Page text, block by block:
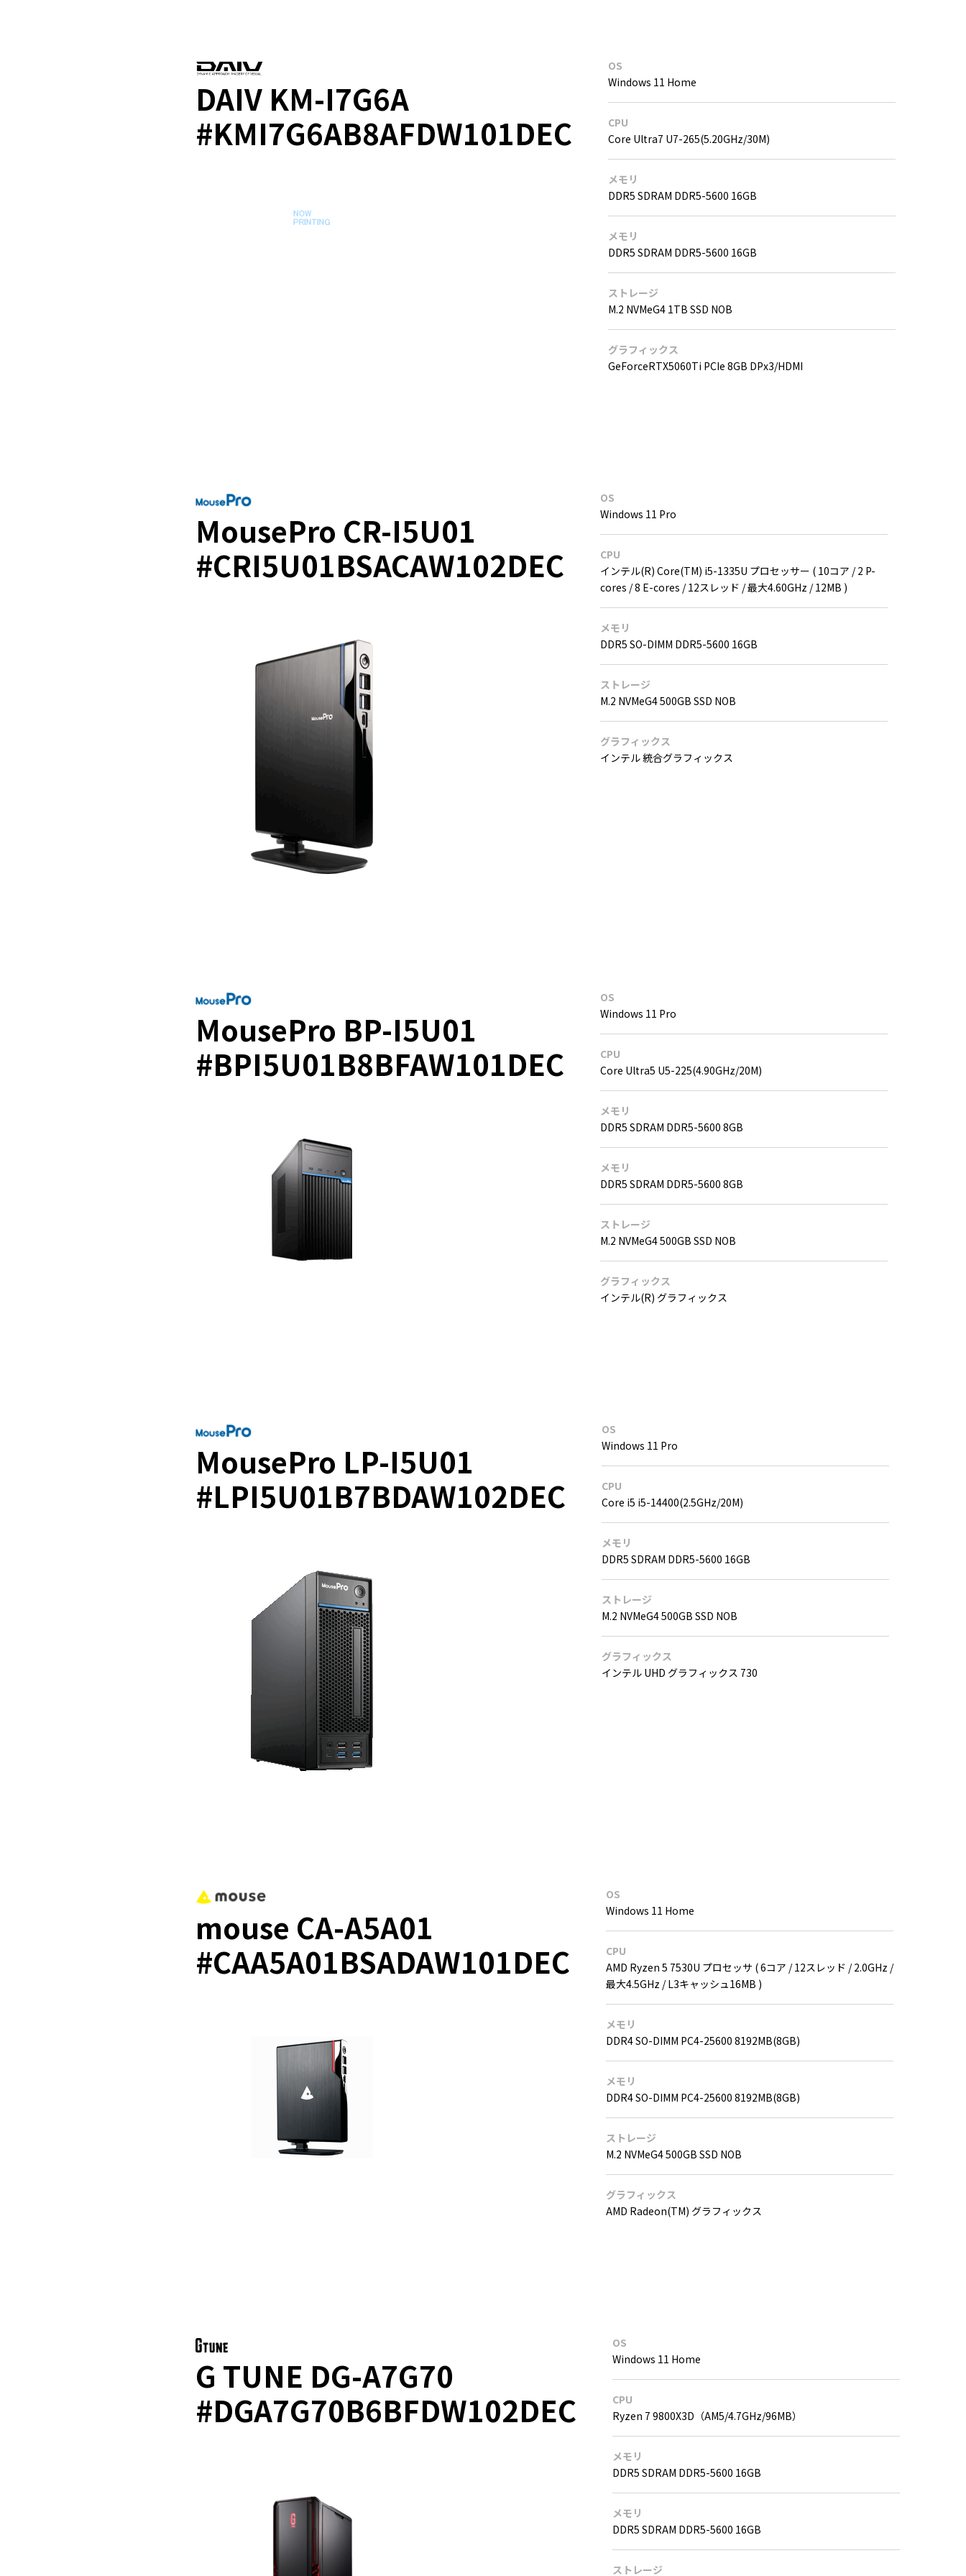
DAIV KM-I7G6A
#KMI7G6AB8AFDW101DEC
OS
Windows 11 Home
CPU
Core Ultra7 U7-265(5.20GHz/30M)
メモリ
DDR5 SDRAM DDR5-5600 16GB
メモリ
DDR5 SDRAM DDR5-5600 16GB
ストレージ
M.2 NVMeG4 1TB SSD NOB
グラフィックス
GeForceRTX5060Ti PCIe 8GB DPx3/HDMI
MousePro CR-I5U01
#CRI5U01BSACAW102DEC
OS
Windows 11 Pro
CPU
インテル(R) Core(TM) i5-1335U プロセッサー ( 10コア / 2 P-
cores / 8 E-cores / 12スレッド / 最大4.60GHz / 12MB )
メモリ
DDR5 SO-DIMM DDR5-5600 16GB
ストレージ
M.2 NVMeG4 500GB SSD NOB
グラフィックス
インテル 統合グラフィックス
MousePro BP-I5U01
#BPI5U01B8BFAW101DEC
OS
Windows 11 Pro
CPU
Core Ultra5 U5-225(4.90GHz/20M)
メモリ
DDR5 SDRAM DDR5-5600 8GB
メモリ
DDR5 SDRAM DDR5-5600 8GB
ストレージ
M.2 NVMeG4 500GB SSD NOB
グラフィックス
インテル(R) グラフィックス
MousePro LP-I5U01
#LPI5U01B7BDAW102DEC
OS
Windows 11 Pro
CPU
Core i5 i5-14400(2.5GHz/20M)
メモリ
DDR5 SDRAM DDR5-5600 16GB
ストレージ
M.2 NVMeG4 500GB SSD NOB
グラフィックス
インテル UHD グラフィックス 730
mouse CA-A5A01
#CAA5A01BSADAW101DEC
OS
Windows 11 Home
CPU
AMD Ryzen 5 7530U プロセッサ ( 6コア / 12スレッド / 2.0GHz /
最大4.5GHz / L3キャッシュ16MB )
メモリ
DDR4 SO-DIMM PC4-25600 8192MB(8GB)
メモリ
DDR4 SO-DIMM PC4-25600 8192MB(8GB)
ストレージ
M.2 NVMeG4 500GB SSD NOB
グラフィックス
AMD Radeon(TM) グラフィックス
G TUNE DG-A7G70
#DGA7G70B6BFDW102DEC
OS
Windows 11 Home
CPU
Ryzen 7 9800X3D（AM5/4.7GHz/96MB）
メモリ
DDR5 SDRAM DDR5-5600 16GB
メモリ
DDR5 SDRAM DDR5-5600 16GB
ストレージ